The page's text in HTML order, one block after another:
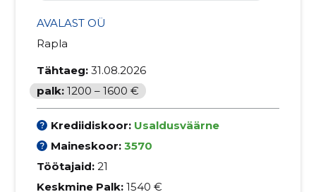
AVALAST OÜ
Rapla
Tähtaeg: 31.08.2026
palk: 1200 – 1600 €
Krediidiskoor: Usaldusväärne
Maineskoor: 3570
Töötajaid: 21
Keskmine Palk: 1540 €